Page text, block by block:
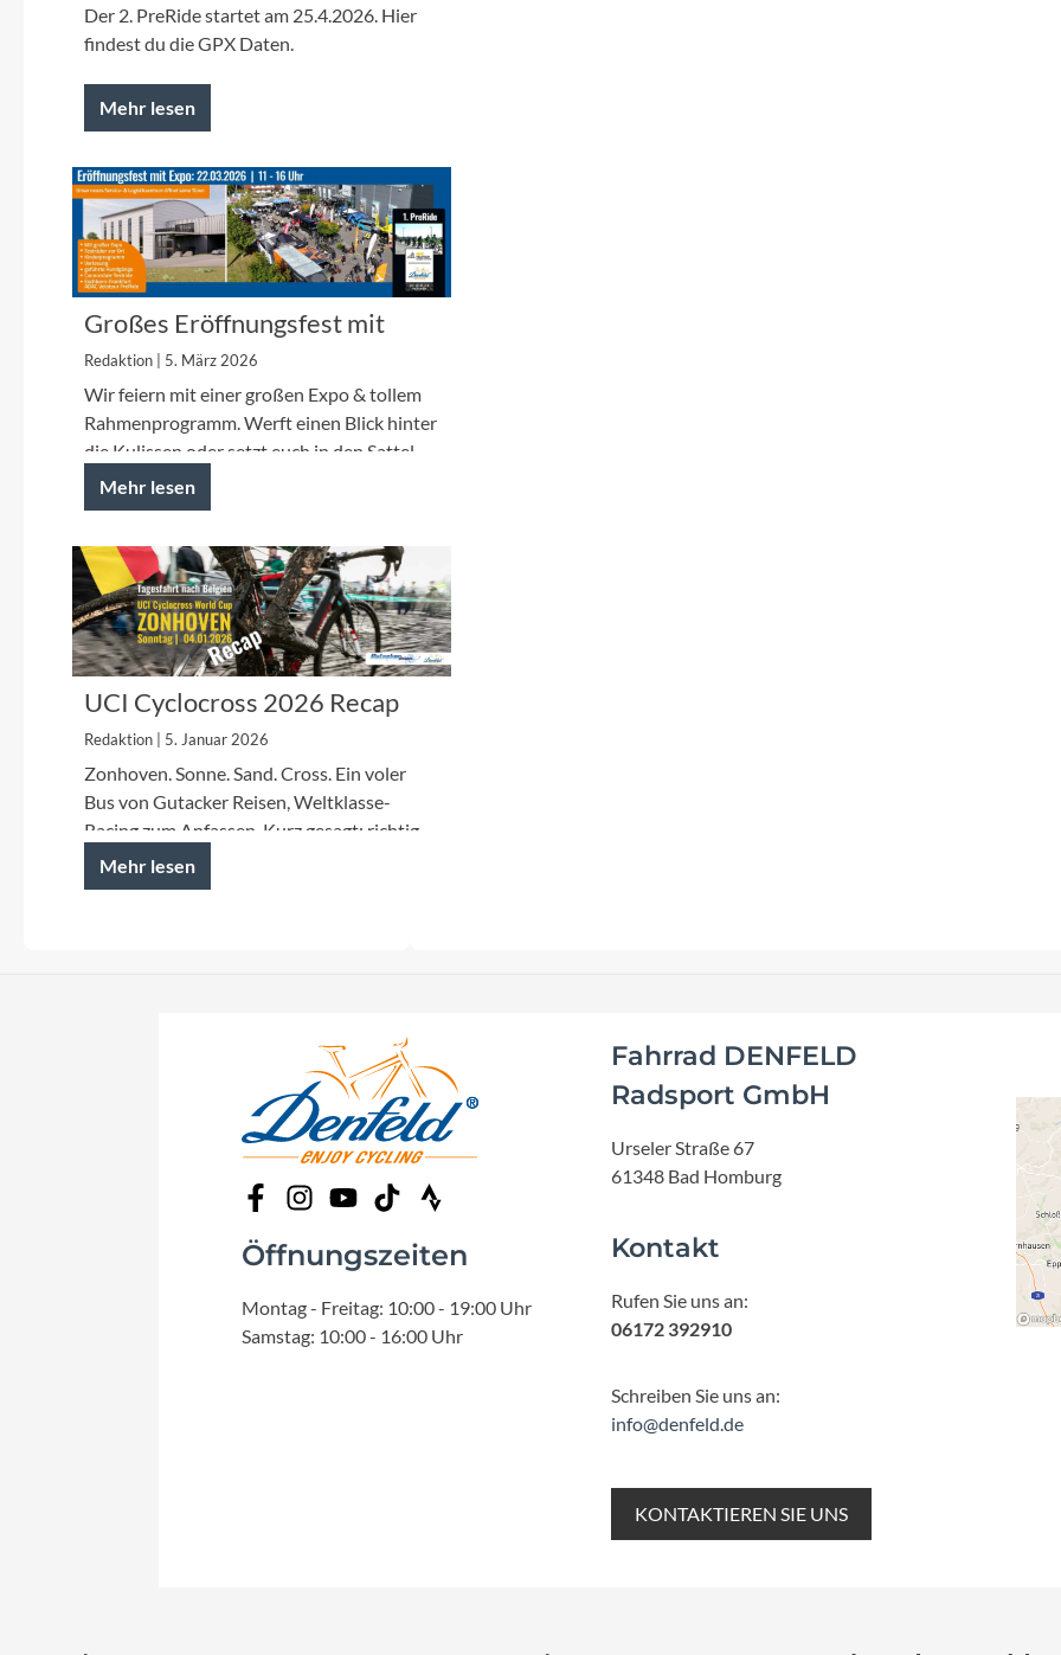
Der 2. PreRide startet am 25.4.2026. Hier
findest du die GPX Daten.
Mehr lesen
Großes Eröffnungsfest mit
Expo
Redaktion | 5. März 2026
Wir feiern mit einer großen Expo & tollem
Rahmenprogramm. Werft einen Blick hinter
die Kulissen oder setzt euch in den Sattel
zum PreRide der ADAC Vel...
Mehr lesen
UCI Cyclocross 2026 Recap
Redaktion | 5. Januar 2026
Zonhoven. Sonne. Sand. Cross. Ein voler
Bus von Gutacker Reisen, Weltklasse-
Racing zum Anfassen. Kurz gesagt: richtig
guter Trip.
Mehr lesen
Öffnungszeiten
Montag - Freitag: 10:00 - 19:00 Uhr
Samstag: 10:00 - 16:00 Uhr
Fahrrad DENFELD
Radsport GmbH
Urseler Straße 67
61348 Bad Homburg
Kontakt
Rufen Sie uns an:
06172 392910
Schreiben Sie uns an:
info@denfeld.de
KONTAKTIEREN SIE UNS